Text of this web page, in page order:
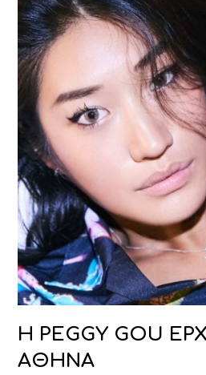
Η PEGGY GOU
ΑΘΗΝΑ